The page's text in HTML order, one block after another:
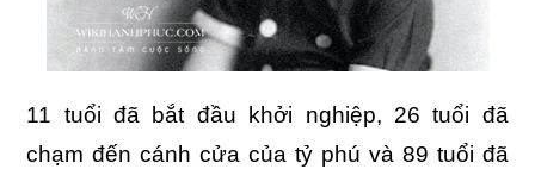
11 tuổi đã bắt đầu khởi nghiệp, 26 tuổi đã
chạm đến cánh cửa của tỷ phú và 89 tuổi đã